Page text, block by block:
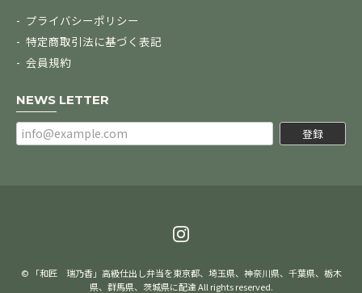
プライバシーポリシー
特定商取引法に基づく表記
会員規約
NEWS LETTER
登録
© 「和匠 瑞乃香」高級仕出し弁当を東京都、埼玉県、神奈川県、千葉県、栃木
県、群馬県、茨城県に配達 All rights reserved.